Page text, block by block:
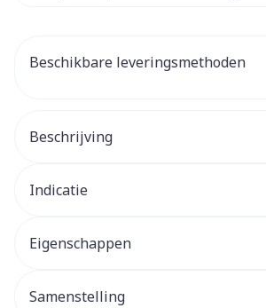
Beschikbare leveringsmethoden
Beschrijving
Indicatie
Eigenschappen
Samenstelling